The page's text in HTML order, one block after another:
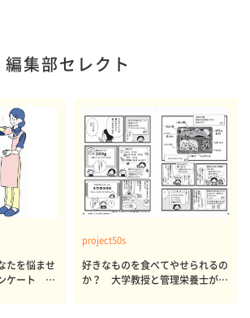
編集部セレクト
たを悩ませ
ケート 体
project50s
好きなものを食べてやせられるの
か？ 大学教授と管理栄養士が出